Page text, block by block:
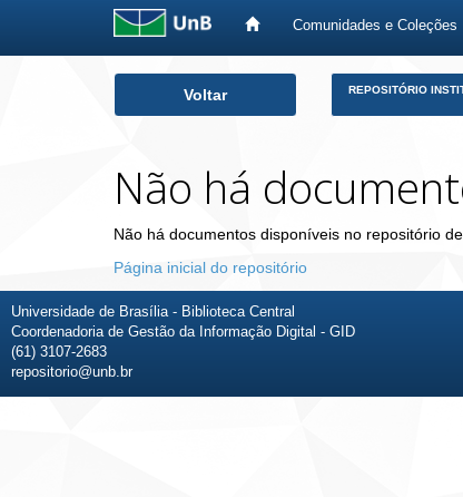
Comunidades e Coleções
Voltar REPOSITÓRIO
Não há
Não há documentos disponíveis no repositório
Página inicial do repositório
Universidade de Brasília - Biblioteca Central
Coordenadoria de Gestão da Informação Digital - GID
(61) 3107-2683
repositorio@unb.br